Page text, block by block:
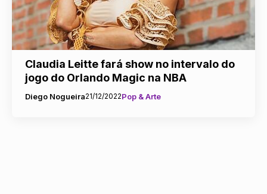
Claudia Leitte fará show no intervalo do
jogo do Orlando Magic na NBA
Diego Nogueira21/12/2022Pop & Arte